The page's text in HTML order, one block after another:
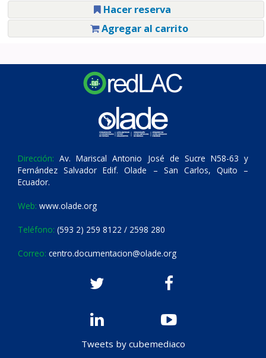
Hacer reserva
Agregar al carrito
Dirección: Av. Mariscal Antonio José de Sucre N58-63 y
Fernández Salvador Edif. Olade – San Carlos, Quito –
Ecuador.
Web: www.olade.org
Teléfono: (593 2) 259 8122 / 2598 280
Correo: centro.documentacion@olade.org
Tweets by cubemediaco